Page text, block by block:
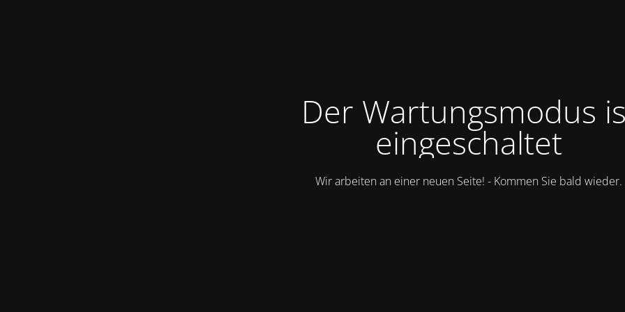
Der Wartungsmodus
eingeschaltet
Wir arbeiten an einer neuen Seite! - Kommen Sie bald wieder.